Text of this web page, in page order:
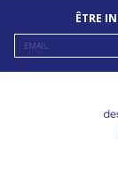
ÊTRE